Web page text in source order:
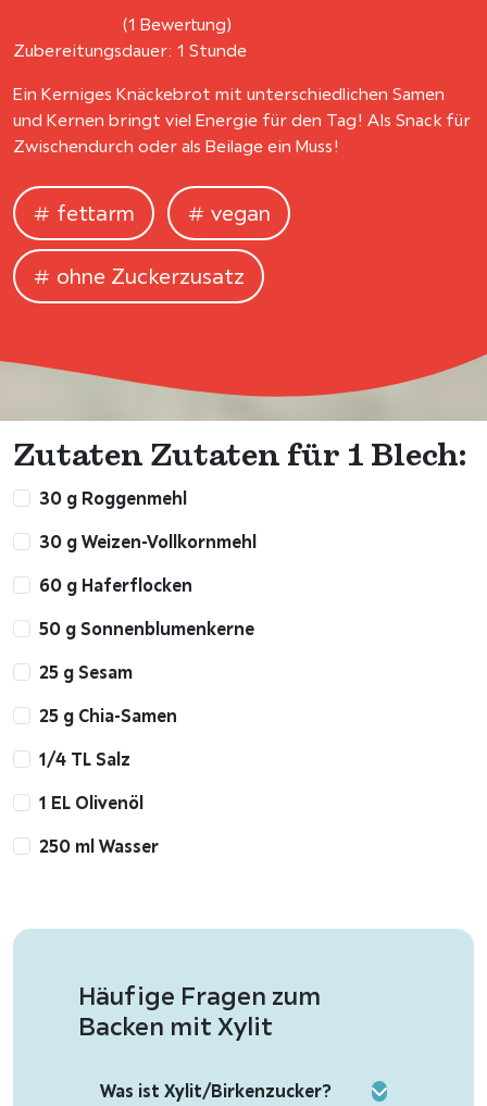
(1 Bewertung)
Zubereitungsdauer: 1 Stunde
Ein Kerniges Knäckebrot mit unterschiedlichen Samen
und Kernen bringt viel Energie für den Tag! Als Snack für
Zwischendurch oder als Beilage ein Muss!
fettarm vegan
ohne Zuckerzusatz
Zutaten Zutaten für 1 Blech:
30 g Roggenmehl
30 g Weizen-Vollkornmehl
60 g Haferflocken
50 g Sonnenblumenkerne
25 g Sesam
25 g Chia-Samen
1/4 TL Salz
1 EL Olivenöl
250 ml Wasser
Häufige Fragen zum
Backen mit Xylit
Was ist Xylit/Birkenzucker?